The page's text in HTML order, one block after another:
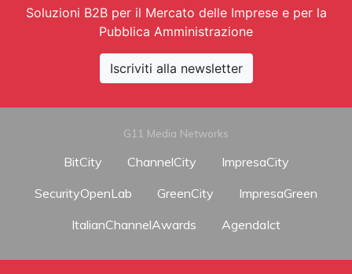
Soluzioni B2B per il Mercato delle Imprese e per la
Pubblica Amministrazione
Iscriviti alla newsletter
G11 Media Networks
BitCity ChannelCity
ImpresaCity
SecurityOpenLab
GreenCity
ImpresaGreen
ItalianChannelAwards
AgendaIct